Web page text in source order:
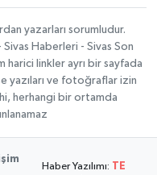
yazarları sorumludur.
Sivas Haberleri - Sivas Son
harici linkler ayrı bir sayfada
yazıları ve fotoğraflar izin
herhangi bir ortamda
Haber Yazılımı: TE